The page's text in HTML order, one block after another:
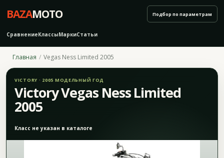
BAZAMOTO
СравнениеКлассыМаркиСтатьи
Подбор по параметрам
Главная Vegas Ness Limited 2005
VICTORY · 2005 МОДЕЛЬНЫЙ ГОД
Victory Vegas Ness Limited
2005
Класс не указан в каталоге